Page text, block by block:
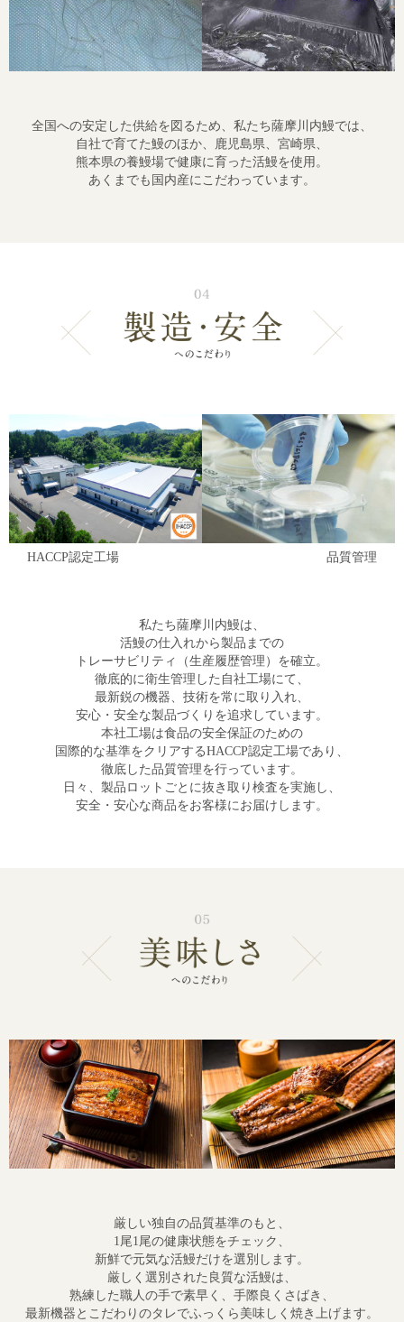
全国への安定した供給を図るため、 私たち薩摩川内鰻では、
自社で育てた鰻のほか、鹿児島県、宮崎県、
熊本県の養鰻場で健康に育った活鰻を使用。
あくまでも国内産にこだわっています。
HACCP認定工場 品質管理
私たち薩摩川内鰻は、
活鰻の仕入れから製品までの
トレーサビリティ（生産履歴管理）を確立。
徹底的に衛生管理した自社工場にて、
最新鋭の機器、技術を常に取り入れ、
安心・安全な製品づくりを追求しています。
本社工場は食品の安全保証のための
国際的な基準をクリアするHACCP認定工場であり、
徹底した品質管理を行っています。
日々、製品ロットごとに抜き取り検査を実施し、
安全・安心な商品をお客様にお届けします。
厳しい独自の品質基準のもと、
1尾1尾の健康状態をチェック、
新鮮で元気な活鰻だけを選別します。
厳しく選別された良質な活鰻は、
熟練した職人の手で素早く、手際良くさばき、
最新機器とこだわりのタレでふっくら美味しく焼き上げます。